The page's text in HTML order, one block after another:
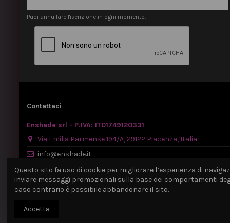
Puoi annullare l'iscrizione in ogni momento.
Contattaci
Enshade srl - P.IVA: IT01749120331
Via Emilia Parmense 194/A, 29122 Piacenza, Italia
info@enshade.it
P.IVA: IT01749120331
Questo sito fa uso di cookie per migliorare l’esperienza di
inviare messaggi promozionali sulla base dei comportamenti
caso contrario è possibile abbandonare il sito.
Accetta